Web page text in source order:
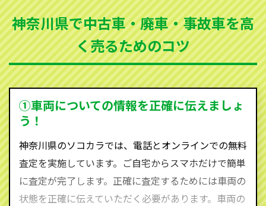
てしまった車、車検が切れて動かすことができない車
でも買取可能です。
ソコカラは世界１１０か国に独自の販売ネットワーク
を持ち、国内に自社物流網、自社ヤードをもっている
ため、中間マージンがかかりません。だから高価買取
す。
0-590-870）までお問い合わせ下さい。
査定・ご相談・見積もりはすべて無料で行います。安
心してお問い合わせください。
神奈川県で中古車・廃車・事故車を高
く売るためのコツ
①車両についての情報を正確に伝えましょ
う！
神奈川県のソコカラでは、電話とオンラインでの無料
査定を実施しています。ご自宅からスマホだけで簡単
に査定が完了します。正確に査定するためには車両の
状態を正確に伝えていただく必要があります。車両の